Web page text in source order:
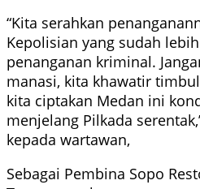
“Kita serahkan
Kepolisian yang sudah
penanganan kriminal.
manasi, kita khawatir
kita ciptakan Medan ini
menjelang Pilkada
kepada wartawan,
Sebagai Pembina Sopo